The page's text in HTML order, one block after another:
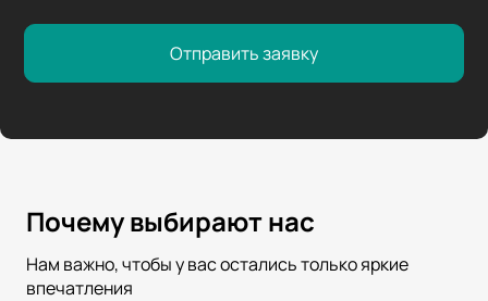
Отправить заявку
Почему выбирают нас
Нам важно, чтобы у вас остались только яркие
впечатления